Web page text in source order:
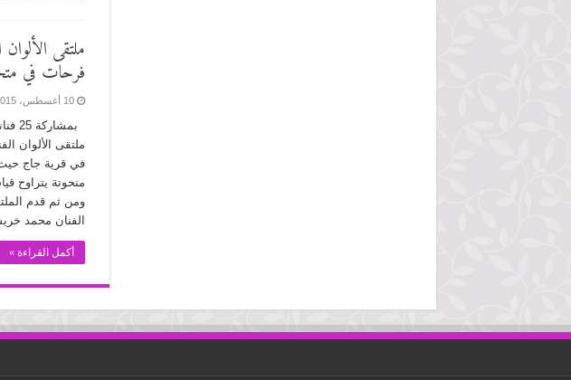
ملتقى
فرحات في
10 أغسطس، 2015
ملتقى الألوان
منحوتة يتراوح
ومن ثم قدم
الفنان محمد
أكمل القراءة »